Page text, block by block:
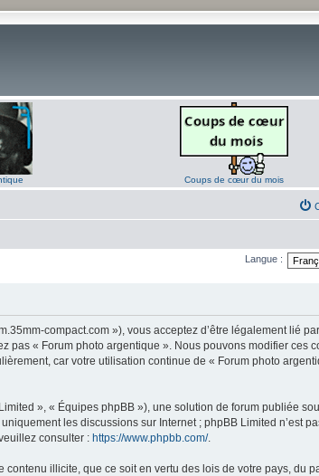
Coups de cœur du mois
Langue :
compact.com »), vous acceptez d’être légalement lié
pas « Forum photo argentique ». Nous pouvons modifier ces
car votre utilisation continue de « Forum photo
», « Équipes phpBB »), une solution de forum publiée
les discussions sur Internet ; phpBB Limited n’est
consulter : https://www.phpbb.com/.
illicite, que ce soit en vertu des lois de votre pays, du